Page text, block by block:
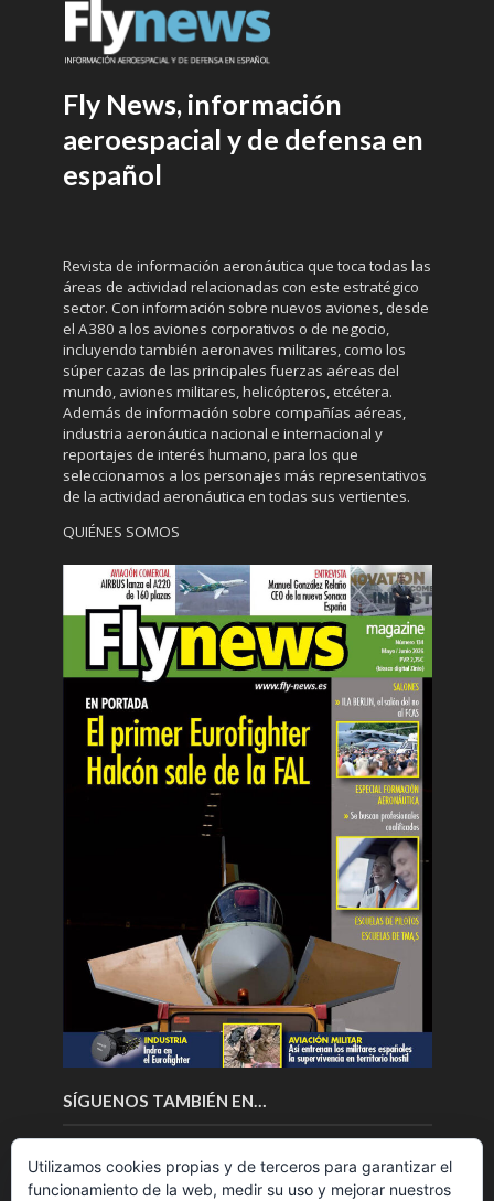
Fly News, información
aeroespacial y de defensa en
español
Revista de información aeronáutica que toca todas las
áreas de actividad relacionadas con este estratégico
sector. Con información sobre nuevos aviones, desde
el A380 a los aviones corporativos o de negocio,
incluyendo también aeronaves militares, como los
súper cazas de las principales fuerzas aéreas del
mundo, aviones militares, helicópteros, etcétera.
Además de información sobre compañías aéreas,
industria aeronáutica nacional e internacional y
reportajes de interés humano, para los que
seleccionamos a los personajes más representativos
de la actividad aeronáutica en todas sus vertientes.
QUIÉNES SOMOS
SÍGUENOS TAMBIÉN EN…
Utilizamos cookies propias y de terceros para garantizar el
funcionamiento de la web, medir su uso y mejorar nuestros